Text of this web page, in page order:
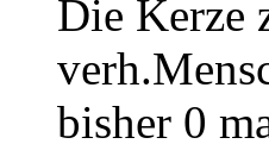
Die Kerze
bisher 0